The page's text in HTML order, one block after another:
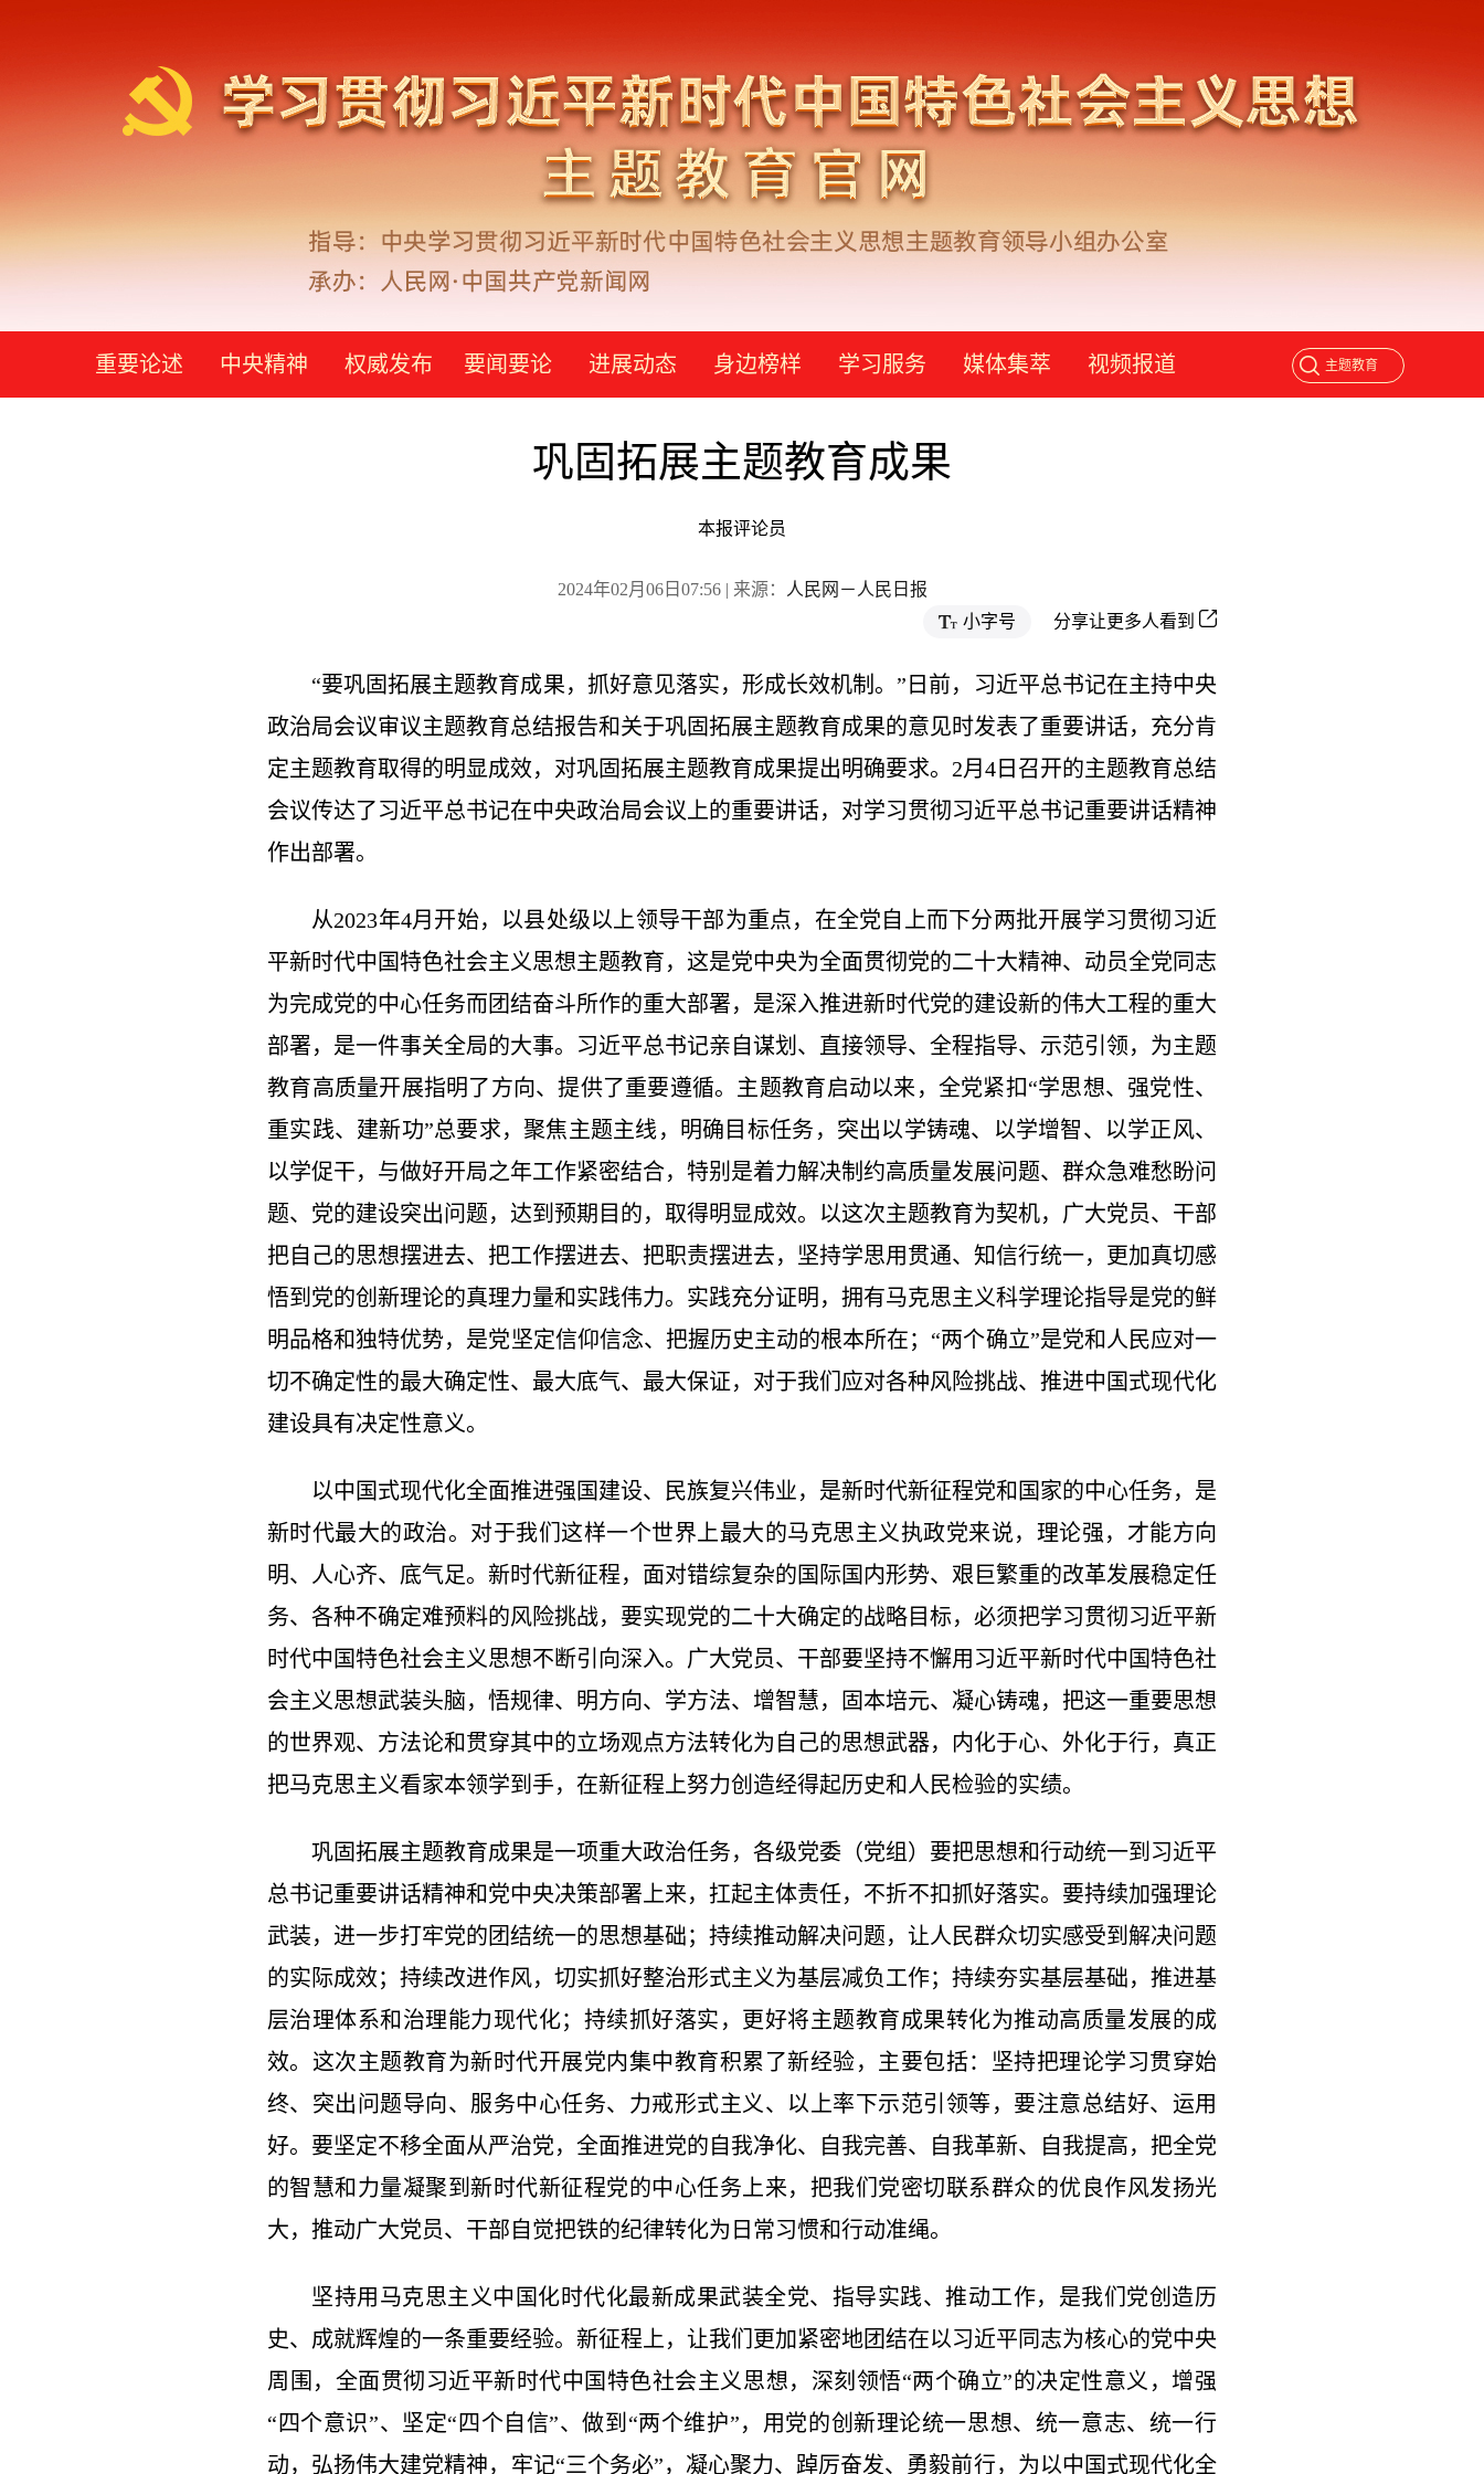
重要论述 中央精神 权威发布 要闻要论 进展动态 身边榜样 学习服务 媒体集萃 视频报道
巩固拓展主题教育成果
本报评论员
2024年02月06日07:56 | 来源：
人民网－人民日报
小字号
分享让更多人看到
“要巩固拓展主题教育成果，抓好意见落实，形成长效机制。”日前，习近平总书记在主持中央
政治局会议审议主题教育总结报告和关于巩固拓展主题教育成果的意见时发表了重要讲话，充分肯
定主题教育取得的明显成效，对巩固拓展主题教育成果提出明确要求。2月4日召开的主题教育总结
会议传达了习近平总书记在中央政治局会议上的重要讲话，对学习贯彻习近平总书记重要讲话精神
作出部署。
从2023年4月开始，以县处级以上领导干部为重点，在全党自上而下分两批开展学习贯彻习近
平新时代中国特色社会主义思想主题教育，这是党中央为全面贯彻党的二十大精神、动员全党同志
为完成党的中心任务而团结奋斗所作的重大部署，是深入推进新时代党的建设新的伟大工程的重大
部署，是一件事关全局的大事。习近平总书记亲自谋划、直接领导、全程指导、示范引领，为主题
教育高质量开展指明了方向、提供了重要遵循。主题教育启动以来，全党紧扣“学思想、强党性、
重实践、建新功”总要求，聚焦主题主线，明确目标任务，突出以学铸魂、以学增智、以学正风、
以学促干，与做好开局之年工作紧密结合，特别是着力解决制约高质量发展问题、群众急难愁盼问
题、党的建设突出问题，达到预期目的，取得明显成效。以这次主题教育为契机，广大党员、干部
把自己的思想摆进去、把工作摆进去、把职责摆进去，坚持学思用贯通、知信行统一，更加真切感
悟到党的创新理论的真理力量和实践伟力。实践充分证明，拥有马克思主义科学理论指导是党的鲜
明品格和独特优势，是党坚定信仰信念、把握历史主动的根本所在；“两个确立”是党和人民应对一
切不确定性的最大确定性、最大底气、最大保证，对于我们应对各种风险挑战、推进中国式现代化
建设具有决定性意义。
以中国式现代化全面推进强国建设、民族复兴伟业，是新时代新征程党和国家的中心任务，是
新时代最大的政治。对于我们这样一个世界上最大的马克思主义执政党来说，理论强，才能方向
明、人心齐、底气足。新时代新征程，面对错综复杂的国际国内形势、艰巨繁重的改革发展稳定任
务、各种不确定难预料的风险挑战，要实现党的二十大确定的战略目标，必须把学习贯彻习近平新
时代中国特色社会主义思想不断引向深入。广大党员、干部要坚持不懈用习近平新时代中国特色社
会主义思想武装头脑，悟规律、明方向、学方法、增智慧，固本培元、凝心铸魂，把这一重要思想
的世界观、方法论和贯穿其中的立场观点方法转化为自己的思想武器，内化于心、外化于行，真正
把马克思主义看家本领学到手，在新征程上努力创造经得起历史和人民检验的实绩。
巩固拓展主题教育成果是一项重大政治任务，各级党委（党组）要把思想和行动统一到习近平
总书记重要讲话精神和党中央决策部署上来，扛起主体责任，不折不扣抓好落实。要持续加强理论
武装，进一步打牢党的团结统一的思想基础；持续推动解决问题，让人民群众切实感受到解决问题
的实际成效；持续改进作风，切实抓好整治形式主义为基层减负工作；持续夯实基层基础，推进基
层治理体系和治理能力现代化；持续抓好落实，更好将主题教育成果转化为推动高质量发展的成
效。这次主题教育为新时代开展党内集中教育积累了新经验，主要包括：坚持把理论学习贯穿始
终、突出问题导向、服务中心任务、力戒形式主义、以上率下示范引领等，要注意总结好、运用
好。要坚定不移全面从严治党，全面推进党的自我净化、自我完善、自我革新、自我提高，把全党
的智慧和力量凝聚到新时代新征程党的中心任务上来，把我们党密切联系群众的优良作风发扬光
大，推动广大党员、干部自觉把铁的纪律转化为日常习惯和行动准绳。
坚持用马克思主义中国化时代化最新成果武装全党、指导实践、推动工作，是我们党创造历
史、成就辉煌的一条重要经验。新征程上，让我们更加紧密地团结在以习近平同志为核心的党中央
周围，全面贯彻习近平新时代中国特色社会主义思想，深刻领悟“两个确立”的决定性意义，增强
“四个意识”、坚定“四个自信”、做到“两个维护”，用党的创新理论统一思想、统一意志、统一行
动，弘扬伟大建党精神，牢记“三个务必”，凝心聚力、踔厉奋发、勇毅前行，为以中国式现代化全